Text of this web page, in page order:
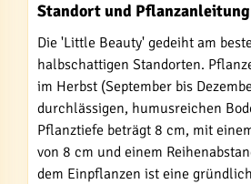
Standort und Pflanzanleitung
Die 'Little Beauty' gedeiht am
halbschattigen Standorten.
im Herbst (September bis
durchlässigen, humusreichen
Pflanztiefe beträgt 8 cm, mit
von 8 cm und einem
dem Einpflanzen ist eine